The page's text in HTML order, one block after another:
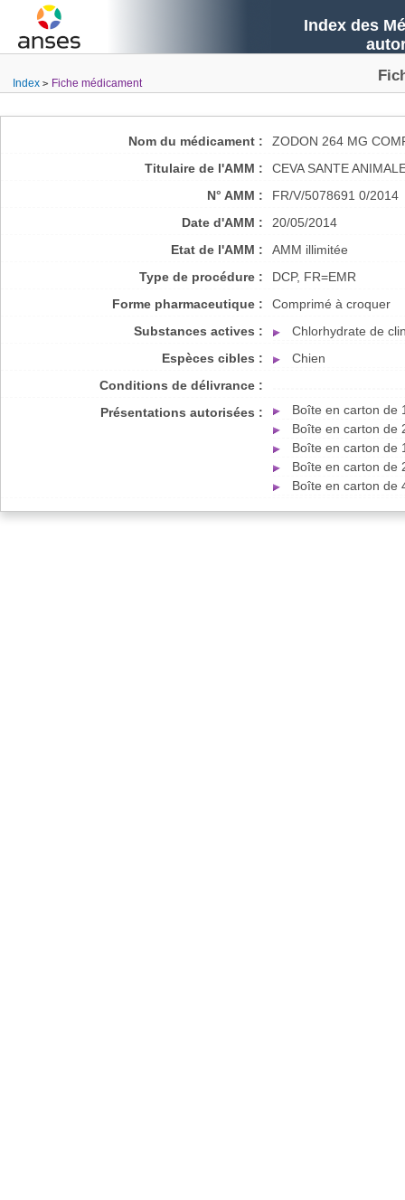
Index des
Index Fiche médicament
Nom du médicament :
ZODON 264 MG
Titulaire de l'AMM :
CEVA SANTE
N° AMM :
FR/V/5078691 0/2014
Date d'AMM :
20/05/2014
Etat de l'AMM :
AMM illimitée
Type de procédure :
DCP, FR=EMR
Forme pharmaceutique :
Comprimé à croquer
Substances actives :
Chlorhydrate de
Espèces cibles :
Chien
Conditions de délivrance :
Présentations autorisées :
Boîte en carton de
Boîte en carton de
Boîte en carton de
Boîte en carton de
Boîte en carton de